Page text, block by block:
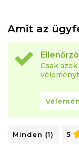
Amit az
Csak
Minden (1) 5